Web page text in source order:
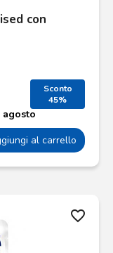
con
Sconto
45%
agosto
al carrello
favorite_border